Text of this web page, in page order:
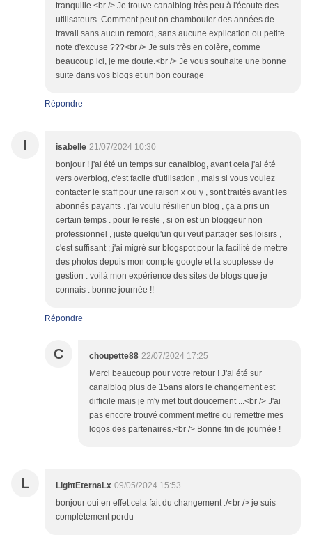
tranquille.<br /> Je trouve canalblog très peu à l'écoute des
utilisateurs. Comment peut on chambouler des années de
travail sans aucun remord, sans aucune explication ou petite
note d'excuse ???<br /> Je suis très en colère, comme
beaucoup ici, je me doute.<br /> Je vous souhaite une bonne
suite dans vos blogs et un bon courage
Répondre
I isabelle 21/07/2024 10:30
bonjour ! j'ai été un temps sur canalblog, avant cela j'ai été
vers overblog, c'est facile d'utilisation , mais si vous voulez
contacter le staff pour une raison x ou y , sont traités avant les
abonnés payants . j'ai voulu résilier un blog , ça a pris un
certain temps . pour le reste , si on est un bloggeur non
professionnel , juste quelqu'un qui veut partager ses loisirs ,
c'est suffisant ; j'ai migré sur blogspot pour la facilité de mettre
des photos depuis mon compte google et la souplesse de
gestion . voilà mon expérience des sites de blogs que je
connais . bonne journée !!
Répondre
C choupette88 22/07/2024 17:25
Merci beaucoup pour votre retour ! J'ai été sur
canalblog plus de 15ans alors le changement est
difficile mais je m'y met tout doucement ...<br /> J'ai
pas encore trouvé comment mettre ou remettre mes
logos des partenaires.<br /> Bonne fin de journée !
L LightEternaLx 09/05/2024 15:53
bonjour oui en effet cela fait du changement :/<br /> je suis
complétement perdu